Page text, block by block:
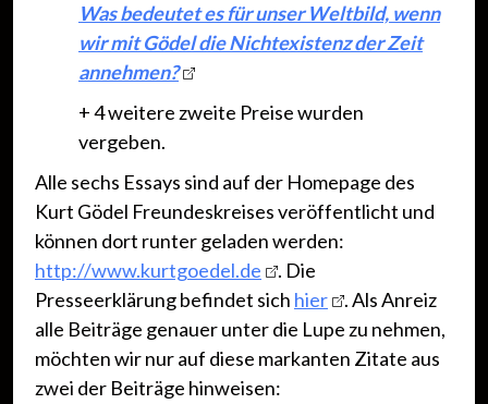
Was bedeutet es für unser Weltbild, wenn
wir mit Gödel die Nichtexistenz der Zeit
annehmen?
+ 4 weitere zweite Preise wurden
vergeben.
Alle sechs Essays sind auf der Homepage des
Kurt Gödel Freundeskreises veröffentlicht und
können dort runter geladen werden:
http://www.kurtgoedel.de
. Die
Presseerklärung befindet sich hier
. Als Anreiz
alle Beiträge genauer unter die Lupe zu nehmen,
möchten wir nur auf diese markanten Zitate aus
zwei der Beiträge hinweisen: